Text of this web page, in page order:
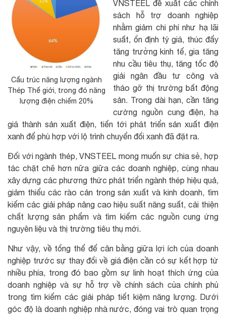
Cấu trúc năng lượng ngành
Thép Thế giới, trong đó năng
lượng điện chiếm 20%
VNSTEEL đề xuất các chính
sách hỗ trợ doanh nghiệp
nhằm giảm chi phí như hạ lãi
suất, ổn định tỷ giá, thúc đẩy
tăng trưởng kinh tế, gia tăng
nhu cầu tiêu thụ, tăng tốc độ
giải ngân đầu tư công và
tháo gỡ thị trường bất động
sản. Trong dài hạn, cần tăng
cường nguồn cung điện, hạ
giá thành sản xuất điện, tiến tới phát triển sản xuất điện
xanh để phù hợp với lộ trình chuyển đổi xanh đã đặt ra.
Đối với ngành thép, VNSTEEL mong muốn sự chia sẻ, hợp
tác chặt chẽ hơn nữa giữa các doanh nghiệp, cùng nhau
xây dựng các phương thức phát triển ngành thép hiệu quả,
giảm thiểu các rào cản trong sản xuất và kinh doanh, tìm
kiếm các giải pháp nâng cao hiệu suất năng suất, cải thiện
chất lượng sản phẩm và tìm kiếm các nguồn cung ứng
nguyên liệu và thị trường tiêu thụ mới.
Như vậy, về tổng thể để cân bằng giữa lợi ích của doanh
nghiệp trước sự thay đổi về giá điện cần có sự kết hợp từ
nhiều phía, trong đó bao gồm sự linh hoạt thích ứng của
doanh nghiệp và sự hỗ trợ về chính sách của chính phủ
trong tìm kiếm các giải pháp tiết kiệm năng lượng. Dưới
góc độ là doanh nghiệp nhà nước, đóng vai trò quan trọng